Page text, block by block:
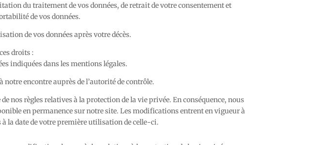
du traitement de vos données, de retrait de votre consentement et
de vos données.
de vos données après votre décès.
droits :
indiquées dans les mentions légales.
encontre auprès de l’autorité de contrôle.
nos règles relatives à la protection de la vie privée. En conséquence, nous
en permanence sur notre site. Les modifications entrent en vigueur à
la date de votre première utilisation de celle-ci.